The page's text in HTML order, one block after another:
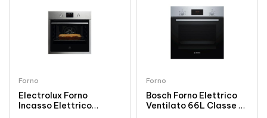
Forno
Electrolux Forno
Incasso Elettrico
Forno
Bosch Forno Elettrico
Ventilato 66L Classe A